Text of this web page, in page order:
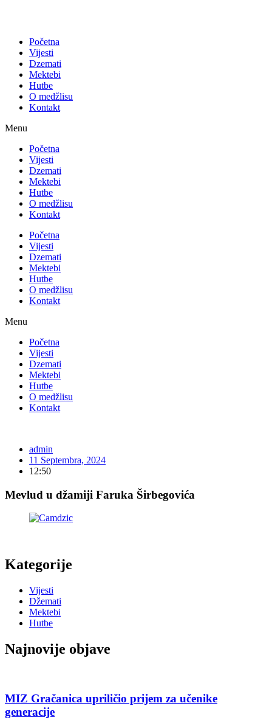
Početna
Vijesti
Dzemati
Mektebi
Hutbe
O medžlisu
Kontakt
Menu
Početna
Vijesti
Dzemati
Mektebi
Hutbe
O medžlisu
Kontakt
Početna
Vijesti
Dzemati
Mektebi
Hutbe
O medžlisu
Kontakt
Menu
Početna
Vijesti
Dzemati
Mektebi
Hutbe
O medžlisu
Kontakt
admin
11 Septembra, 2024
12:50
Mevlud u džamiji Faruka Širbegovića
Kategorije
Vijesti
Džemati
Mektebi
Hutbe
Najnovije objave
MIZ Gračanica upriličio prijem za učenike
generacije